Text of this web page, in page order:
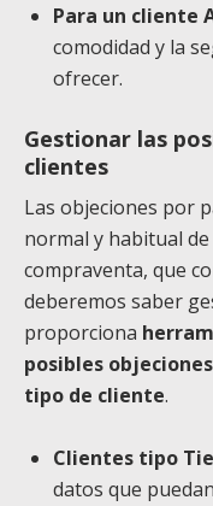
Para un cliente
comodidad y la
ofrecer.
Gestionar las
clientes
Las objeciones por
normal y habitual
compraventa, que
deberemos saber
proporciona
posibles
tipo de cliente.
Clientes tipo
datos que